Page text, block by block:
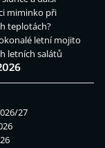
miminko při
teplotách?
letní mojito
letních salátů
27